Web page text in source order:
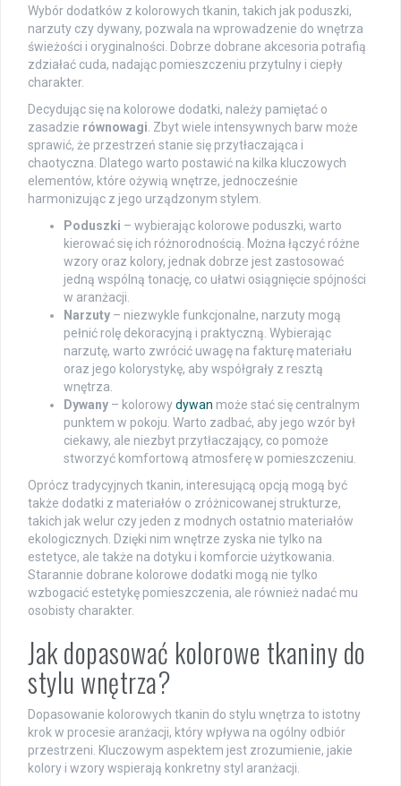
Wybór dodatków z kolorowych tkanin, takich jak poduszki,
narzuty czy dywany, pozwala na wprowadzenie do wnętrza
świeżości i oryginalności. Dobrze dobrane akcesoria potrafią
zdziałać cuda, nadając pomieszczeniu przytulny i ciepły
charakter.
Decydując się na kolorowe dodatki, należy pamiętać o
zasadzie równowagi. Zbyt wiele intensywnych barw może
sprawić, że przestrzeń stanie się przytłaczająca i
chaotyczna. Dlatego warto postawić na kilka kluczowych
elementów, które ożywią wnętrze, jednocześnie
harmonizując z jego urządzonym stylem.
Poduszki – wybierając kolorowe poduszki, warto
kierować się ich różnorodnością. Można łączyć różne
wzory oraz kolory, jednak dobrze jest zastosować
jedną wspólną tonację, co ułatwi osiągnięcie spójności
w aranżacji.
Narzuty – niezwykle funkcjonalne, narzuty mogą
pełnić rolę dekoracyjną i praktyczną. Wybierając
narzutę, warto zwrócić uwagę na fakturę materiału
oraz jego kolorystykę, aby współgrały z resztą
wnętrza.
Dywany – kolorowydywan może stać się centralnym
punktem w pokoju. Warto zadbać, aby jego wzór był
ciekawy, ale niezbyt przytłaczający, co pomoże
stworzyć komfortową atmosferę w pomieszczeniu.
Oprócz tradycyjnych tkanin, interesującą opcją mogą być
także dodatki z materiałów o zróżnicowanej strukturze,
takich jak welur czy jeden z modnych ostatnio materiałów
ekologicznych. Dzięki nim wnętrze zyska nie tylko na
estetyce, ale także na dotyku i komforcie użytkowania.
Starannie dobrane kolorowe dodatki mogą nie tylko
wzbogacić estetykę pomieszczenia, ale również nadać mu
osobisty charakter.
Jak dopasować kolorowe tkaniny do
stylu wnętrza?
Dopasowanie kolorowych tkanin do stylu wnętrza to istotny
krok w procesie aranżacji, który wpływa na ogólny odbiór
przestrzeni. Kluczowym aspektem jest zrozumienie, jakie
kolory i wzory wspierają konkretny styl aranżacji.